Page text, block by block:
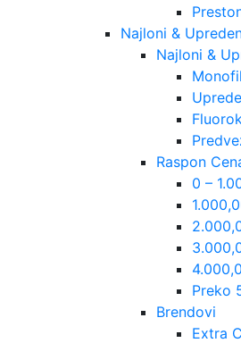
Najloni &
Najloni &
Raspon
0 –
Preko
Brendovi
Extra